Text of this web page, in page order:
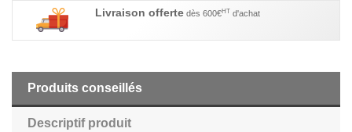
Livraison offerte dès 600€HT d'achat
Produits conseillés
Descriptif produit